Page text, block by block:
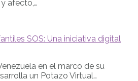
afecto,…
SOS: Una iniciativa digital
en el marco de su
un Potazo Virtual…